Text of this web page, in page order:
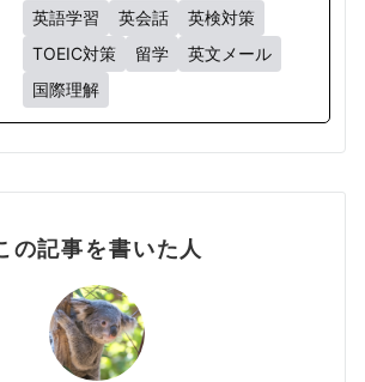
英語学習 英会話
英検対策
TOEIC対策
留学
英文メール
国際理解
の記事を書いた人